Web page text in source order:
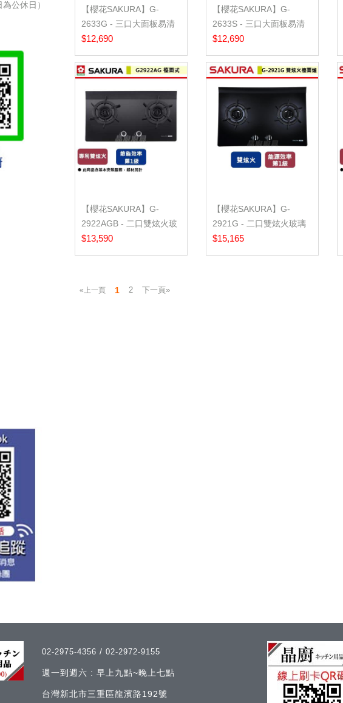
公休日）
【櫻花SAKURA】G-
2633G - 三口大面板易清
檯面爐 - (含...
$12,690
【櫻花SAKURA】G-
2633S - 三口大面板易清
檯面爐 - (含...
$12,690
【櫻花SAKURA】G-
2922AGB - 二口雙炫火玻
璃檯面爐 - (...
$13,590
【櫻花SAKURA】G-
2921G - 二口雙炫火玻璃
檯面爐 - (含...
$15,165
«上一頁 1 2 下一頁»
02-2975-4356/02-2972-9155
週一到週六 : 早上九點~晚上七點
台灣新北市三重區龍濱路192號